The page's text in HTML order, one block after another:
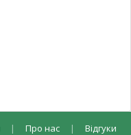
| Про нас | Відгуки